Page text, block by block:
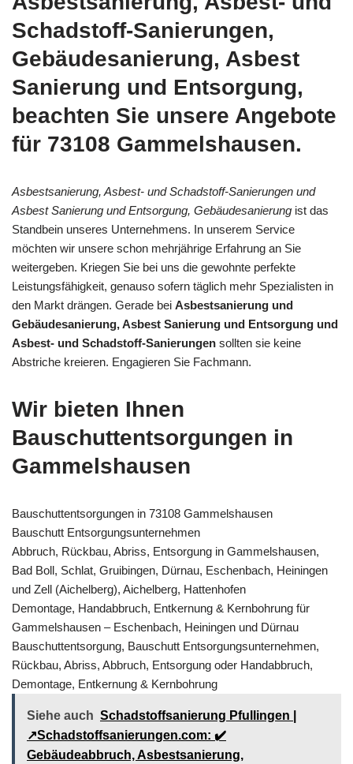
Schadstoff-Sanierungen,
Gebäudesanierung, Asbest
Sanierung und Entsorgung,
beachten Sie unsere Angebote
für 73108 Gammelshausen.
Asbestsanierung, Asbest- und Schadstoff-Sanierungen und
Asbest Sanierung und Entsorgung, Gebäudesanierung ist das
Standbein unseres Unternehmens. In unserem Service
möchten wir unsere schon mehrjährige Erfahrung an Sie
weitergeben. Kriegen Sie bei uns die gewohnte perfekte
Leistungsfähigkeit, genauso sofern täglich mehr Spezialisten in
den Markt drängen. Gerade bei Asbestsanierung und
Gebäudesanierung, Asbest Sanierung und Entsorgung und
Asbest- und Schadstoff-Sanierungen sollten sie keine
Abstriche kreieren. Engagieren Sie Fachmann.
Wir bieten Ihnen
Bauschuttentsorgungen in
Gammelshausen
Bauschuttentsorgungen in 73108 Gammelshausen
Bauschutt Entsorgungsunternehmen
Abbruch, Rückbau, Abriss, Entsorgung in Gammelshausen,
Bad Boll, Schlat, Gruibingen, Dürnau, Eschenbach, Heiningen
und Zell (Aichelberg), Aichelberg, Hattenhofen
Demontage, Handabbruch, Entkernung & Kernbohrung für
Gammelshausen – Eschenbach, Heiningen und Dürnau
Bauschuttentsorgung, Bauschutt Entsorgungsunternehmen,
Rückbau, Abriss, Abbruch, Entsorgung oder Handabbruch,
Demontage, Entkernung & Kernbohrung
Siehe auch Schadstoffsanierung Pfullingen |
↗️Schadstoffsanierungen.com: ✔️
Gebäudeabbruch, Asbestsanierung,